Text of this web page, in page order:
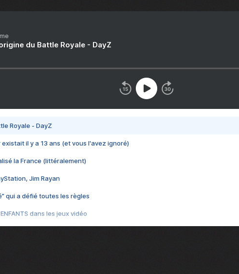
du Battle Royale - DayZ
Royale - DayZ
il y a 13 ans (et vous l'avez ignoré)
la France (littéralement)
Jim Rayan
qui a défié toutes les règles
dans les jeux vidéo